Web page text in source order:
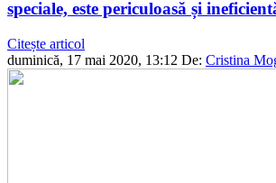
speciale, este periculoasă și
Citește articol
duminică, 17 mai 2020, 13:12 De: Cristina